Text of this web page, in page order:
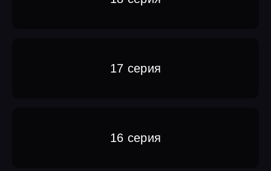
17 серия
16 серия